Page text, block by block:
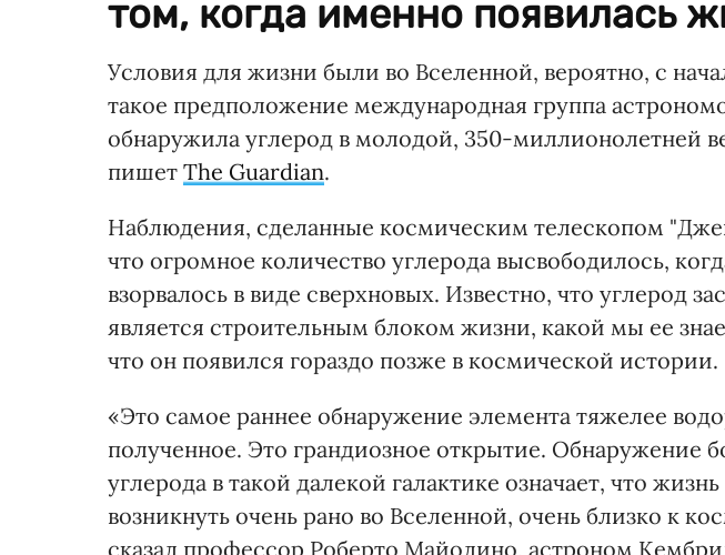
том, когда именно появилась
Условия для жизни были во Вселенной, вероятно, с
такое предположение международная группа
обнаружила углерод в молодой, 350-миллионолетней
пишет The Guardian.
Наблюдения, сделанные космическим телескопом
что огромное количество углерода высвободилось,
взорвалось в виде сверхновых. Известно, что углерод
является строительным блоком жизни, какой мы ее
что он появился гораздо позже в космической истории.
«Это самое раннее обнаружение элемента тяжелее
полученное. Это грандиозное открытие. Обнаружение
углерода в такой далекой галактике означает, что
возникнуть очень рано во Вселенной, очень близко к
сказал профессор Роберто Майолино, астроном